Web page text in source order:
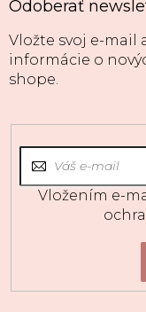
Odoberať
Vložte svoj e-mail
informácie o
shope.
Vložením e-